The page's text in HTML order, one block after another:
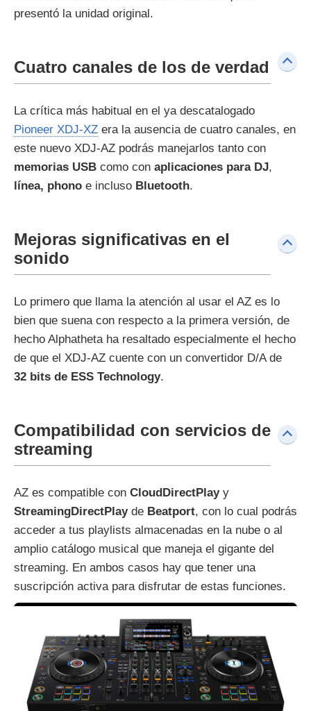
presentó la unidad original.
Cuatro canales de los de verdad
La crítica más habitual en el ya descatalogado
Pioneer XDJ-XZ era la ausencia de cuatro canales, en
este nuevo XDJ-AZ podrás manejarlos tanto con
memorias USB como con aplicaciones para DJ,
línea, phono e incluso Bluetooth.
Mejoras significativas en el
sonido
Lo primero que llama la atención al usar el AZ es lo
bien que suena con respecto a la primera versión, de
hecho Alphatheta ha resaltado especialmente el hecho
de que el XDJ-AZ cuente con un convertidor D/A de
32 bits de ESS Technology.
Compatibilidad con servicios de
streaming
AZ es compatible con CloudDirectPlayy
StreamingDirectPlayde Beatport, con lo cual podrás
acceder a tus playlists almacenadas en la nube o al
amplio catálogo musical que maneja el gigante del
streaming. En ambos casos hay que tener una
suscripción activa para disfrutar de estas funciones.